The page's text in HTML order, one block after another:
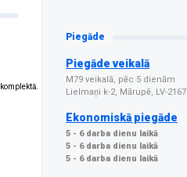
Piegāde
Piegāde veikalā
M79 veikalā, pēc 5 dienām
Lielmaņi k-2, Mārupē, LV-2167
Ekonomiskā piegāde
5 - 6 darba dienu laikā
5 - 6 darba dienu laikā
5 - 6 darba dienu laikā